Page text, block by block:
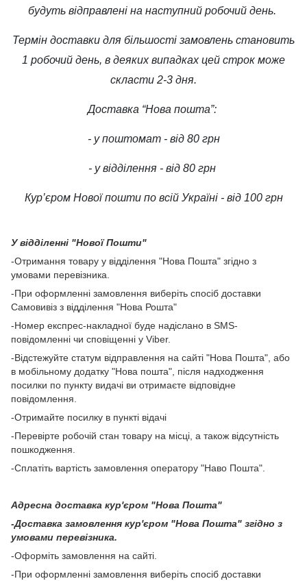
будуть відправлені на наступний робочий день.
Термін доставки для більшості замовлень становить
1 робочий день, в деяких випадках цей строк може
скласти 2-3 дня.
Доставка “Нова пошта”:
- у поштомат - від 80 грн
- у відділення - від 80 грн
Кур’єром Нової пошти по всій Україні - від 100 грн
У відділенні "Нової Пошти"
-Отримання товару у відділення "Нова Пошта" згідно з
умовами перевізника.
-При оформленні замовлення виберіть спосіб доставки
Самовивіз з відділення "Нова Рошта"
-Номер експрес-накладної буде надіслано в SMS-
повідомленні чи сповіщенні у Viber.
-Відстежуйте статум відправлення на сайті "Нова Пошта", або
в мобільному додатку "Нова пошта", після надходження
посилки по пункту видачі ви отримаєте відповідне
повідомлення.
-Отримайте посилку в пункті відачі
-Перевірте робочій стан товару на місці, а також відсутність
пошкодження.
-Сплатіть вартість замовлення оператору "Наво Пошта".
Адресна доставка кур'єром "Нова Пошта"
-Доставка замовлення кур'єром "Нова Пошта" згідно з
умовами перевізника.
-Оформіть замовлення на сайті.
-При оформленні замовлення виберіть спосіб доставки